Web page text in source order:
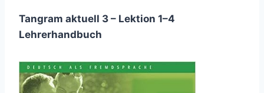
Tangram aktuell 3 – Lektion 1–4
Lehrerhandbuch